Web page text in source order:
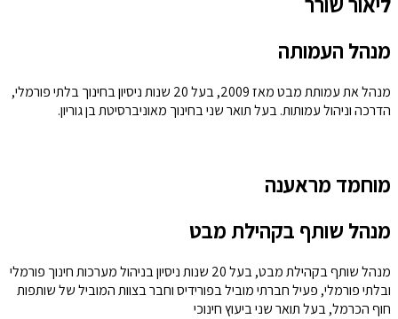
מנהל העמותה
מנהל את עמותת מבט מאז 2009, בעל 20 שנות ניסיון בחינוך בלתי פורמלי,
הדרכה וניהול עמותות. בעל תואר שני בחינוך מאוניברסיטת בן גוריון.
מוחמד מראענה
מנהל שותף בקהילת מבט
מנהל שותף בקהילת מבט, בעל 20 שנות ניסיון בניהול מערכות חינוך פורמלי
ובלתי פורמלי, פעיל חברתי מוביל בפורידיס וחבר בצוות המוביל של שותפות
חוף הכרמל, בעל תואר שני ביעוץ חינוכי